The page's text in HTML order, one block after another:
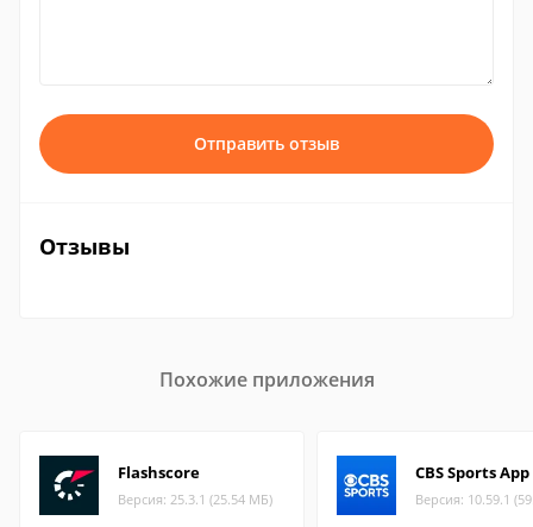
Отправить отзыв
Отзывы
Похожие приложения
Flashscore
Версия: 25.3.1 (25.54 МБ)
CBS Sports App
Версия: 10.59.1